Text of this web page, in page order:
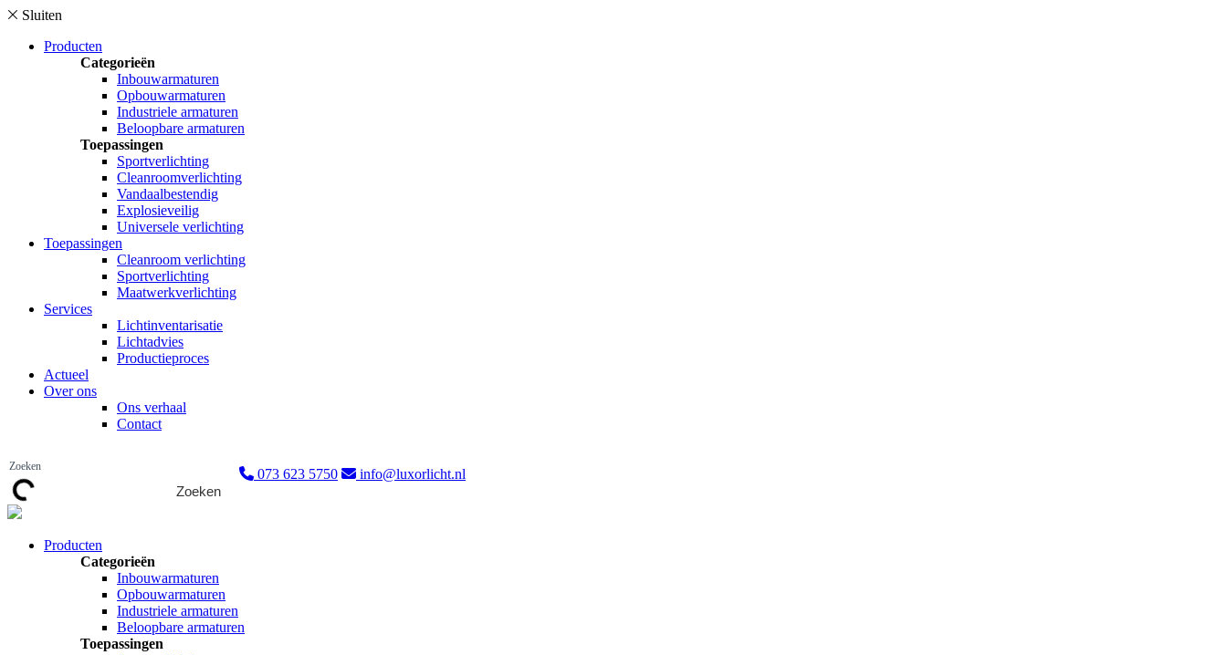
Sluiten
Producten
Categorieën
Inbouwarmaturen
Opbouwarmaturen
Industriele armaturen
Beloopbare armaturen
Toepassingen
Sportverlichting
Cleanroomverlichting
Vandaalbestendig
Explosieveilig
Universele verlichting
Toepassingen
Cleanroom verlichting
Sportverlichting
Maatwerkverlichting
Services
Lichtinventarisatie
Lichtadvies
Productieproces
Actueel
Over ons
Ons verhaal
Contact
Zoeken
073 623 5750 info@luxorlicht.nl
Producten
Categorieën
Inbouwarmaturen
Opbouwarmaturen
Industriele armaturen
Beloopbare armaturen
Toepassingen